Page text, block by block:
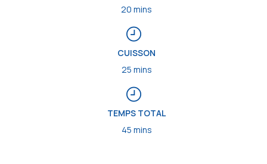
20 mins
CUISSON
25 mins
TEMPS TOTAL
45 mins